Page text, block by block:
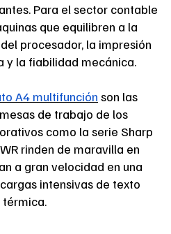
Para el sector contable
que equilibren a la
procesador, la impresión
y la fiabilidad mecánica.
A4 multifunción son las
de trabajo de los
como la serie Sharp
rinden de maravilla en
a gran velocidad en una
intensivas de texto
térmica.